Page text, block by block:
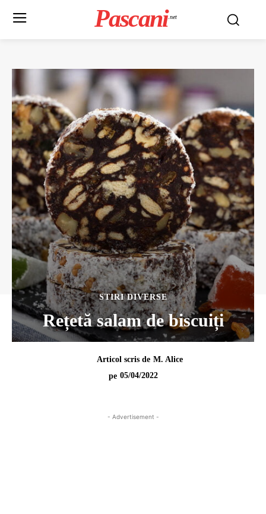
Pascani .net
STIRI DIVERSE
Rețetă salam de biscuiți
Articol scris de M. Alice
pe 05/04/2022
- Advertisement -